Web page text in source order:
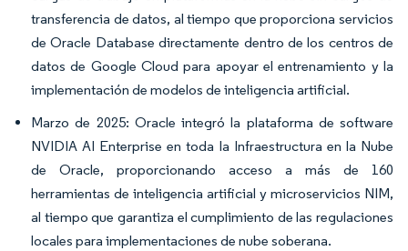
transferencia de datos, al tiempo que proporciona servicios
de Oracle Database directamente dentro de los centros de
datos de Google Cloud para apoyar el entrenamiento y la
implementación de modelos de inteligencia artificial.
Marzo de 2025: Oracle integró la plataforma de software
NVIDIA AI Enterprise en toda la Infraestructura en la Nube
de Oracle, proporcionando acceso a más de 160
herramientas de inteligencia artificial y microservicios NIM,
al tiempo que garantiza el cumplimiento de las regulaciones
locales para implementaciones de nube soberana.